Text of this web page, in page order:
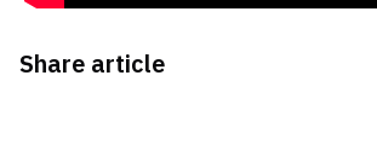
Share article